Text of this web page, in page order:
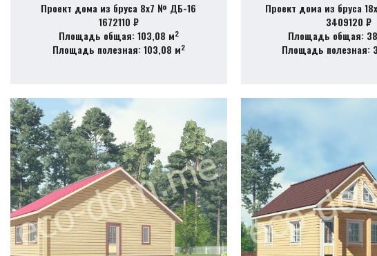
Проект дома из бруса 8х7 № ДБ-16
1672110 ₽
Площадь общая: 103,08 м2
Площадь полезная: 103,08 м2
Проект дома из бруса
3409120 ₽
Площадь общая:
Площадь полезная: